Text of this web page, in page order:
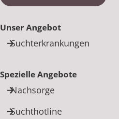
Unser Angebot
Suchterkrankungen
Spezielle Angebote
Nachsorge
Suchthotline